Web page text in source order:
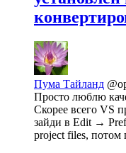
Пума Тайланд
Просто люблю
Скорее всего VS
зайди в Edit →
project files, потом